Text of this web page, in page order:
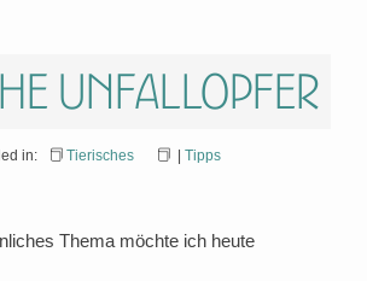
Unfallopfer
in: Tierisches
Tipps
Thema möchte ich heute